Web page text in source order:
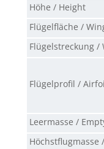
Höhe / Height
Flügelfläche /
Flügelstreckung /
Flügelprofil /
Leermasse /
Höchstflugmasse